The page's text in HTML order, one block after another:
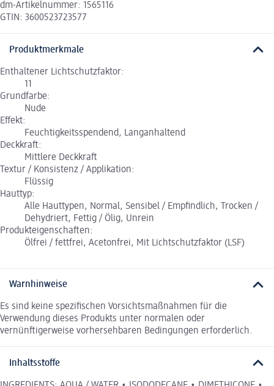
dm-Artikelnummer: 1565116
GTIN: 3600523723577
Produktmerkmale
Enthaltener Lichtschutzfaktor:
11
Grundfarbe:
Nude
Effekt:
Feuchtigkeitsspendend, Langanhaltend
Deckkraft:
Mittlere Deckkraft
Textur / Konsistenz / Applikation:
Flüssig
Hauttyp:
Alle Hauttypen, Normal, Sensibel / Empfindlich, Trocken /
Dehydriert, Fettig / Ölig, Unrein
Produkteigenschaften:
Ölfrei / fettfrei, Acetonfrei, Mit Lichtschutzfaktor (LSF)
Warnhinweise
Es sind keine spezifischen Vorsichtsmaßnahmen für die
Verwendung dieses Produkts unter normalen oder
vernünftigerweise vorhersehbaren Bedingungen erforderlich.
Inhaltsstoffe